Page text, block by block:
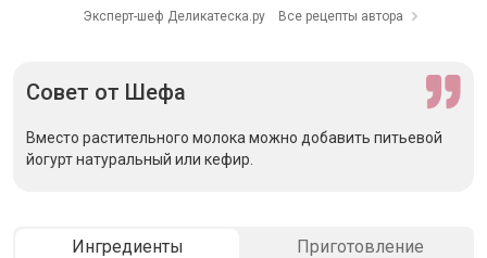
Эксперт-шеф Деликатеска.ру Все рецепты автора
Совет от Шефа
Вместо растительного молока можно добавить питьевой
йогурт натуральный или кефир.
Ингредиенты Приготовление